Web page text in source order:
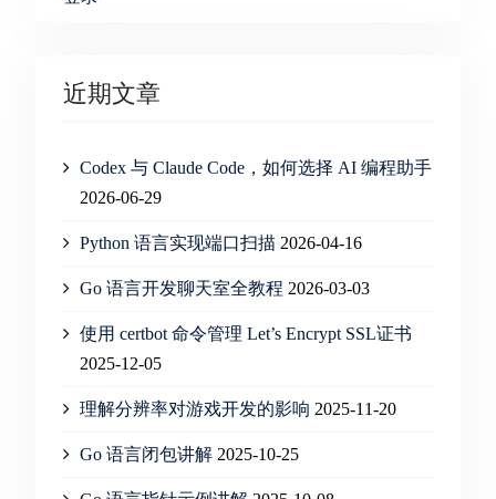
近期文章
Codex 与 Claude Code，如何选择 AI 编程助手
2026-06-29
Python 语言实现端口扫描 2026-04-16
Go 语言开发聊天室全教程 2026-03-03
使用 certbot 命令管理 Let’s Encrypt SSL证书
2025-12-05
理解分辨率对游戏开发的影响 2025-11-20
Go 语言闭包讲解 2025-10-25